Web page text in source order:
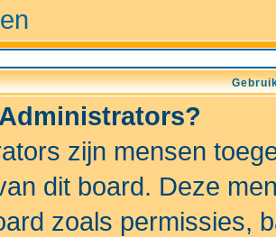
zijn mensen
dit board. Deze
zoals permissies,